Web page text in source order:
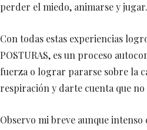
perder el miedo, animarse y jugar.
Con todas estas experiencias
POSTURAS, es un proceso
fuerza o lograr pararse sobre la
respiración y darte cuenta que
Observo mi breve aunque